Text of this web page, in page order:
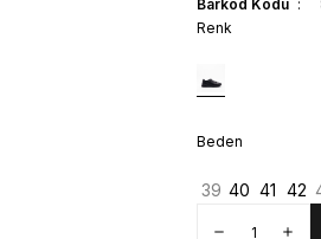
Barkod Kodu
Renk
Beden
39 40 41 42